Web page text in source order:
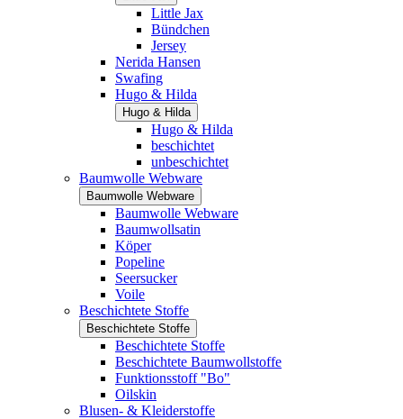
Little Jax
Bündchen
Jersey
Nerida Hansen
Swafing
Hugo & Hilda
Hugo & Hilda
Hugo & Hilda
beschichtet
unbeschichtet
Baumwolle Webware
Baumwolle Webware
Baumwolle Webware
Baumwollsatin
Köper
Popeline
Seersucker
Voile
Beschichtete Stoffe
Beschichtete Stoffe
Beschichtete Stoffe
Beschichtete Baumwollstoffe
Funktionsstoff "Bo"
Oilskin
Blusen- & Kleiderstoffe